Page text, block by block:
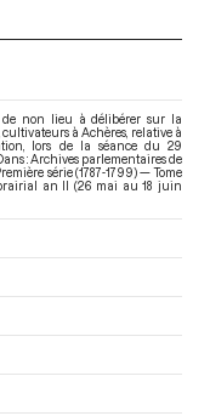
de non lieu à délibérer sur la
à Achères, relative à
lors de la séance du 29
: Archives parlementaires de
série (1787-1799) — Tome
an II (26 mai au 18 juin